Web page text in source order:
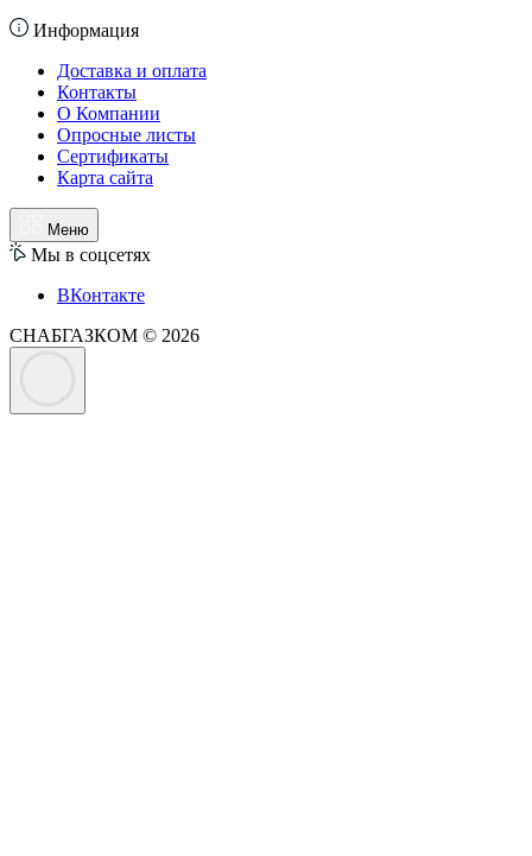
Информация
Доставка и оплата
Контакты
О Компании
Опросные листы
Сертификаты
Карта сайта
Меню
Мы в соцсетях
ВКонтакте
СНАБГАЗКОМ © 2026